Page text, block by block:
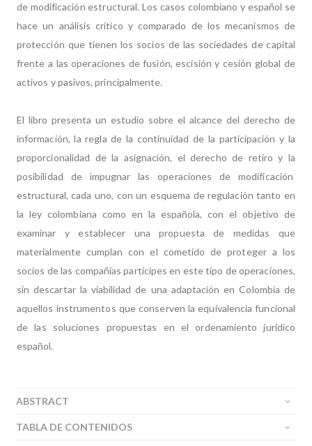
de modificación estructural. Los casos colombiano y español se
hace un análisis crítico y comparado de los mecanismos de
protección que tienen los socios de las sociedades de capital
frente a las operaciones de fusión, escisión y cesión global de
activos y pasivos, principalmente.
El libro presenta un estudio sobre el alcance del derecho de
información, la regla de la continuidad de la participación y la
proporcionalidad de la asignación, el derecho de retiro y la
posibilidad de impugnar las operaciones de modificación
estructural, cada uno, con un esquema de regulación tanto en
la ley colombiana como en la española, con el objetivo de
examinar y establecer una propuesta de medidas que
materialmente cumplan con el cometido de proteger a los
socios de las compañías partícipes en este tipo de operaciones,
sin descartar la viabilidad de una adaptación en Colombia de
aquellos instrumentos que conserven la equivalencia funcional
de las soluciones propuestas en el ordenamiento jurídico
español.
ABSTRACT
TABLA DE CONTENIDOS